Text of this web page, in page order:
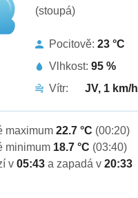
(stoupá)
Pocitově: 23 °C
Vlhkost: 95 %
Vítr:
JV, 1 km/h
maximum 22.7 °C (00:20)
minimum 18.7 °C (03:40)
v 05:43 a zapadá v 20:33